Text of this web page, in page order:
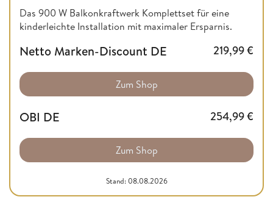
Das 900 W Balkonkraftwerk Komplettset für eine
kinderleichte Installation mit maximaler Ersparnis.
Netto Marken-Discount DE 219,99€
Zum Shop
OBI DE 254,99€
Zum Shop
Stand: 08.08.2026